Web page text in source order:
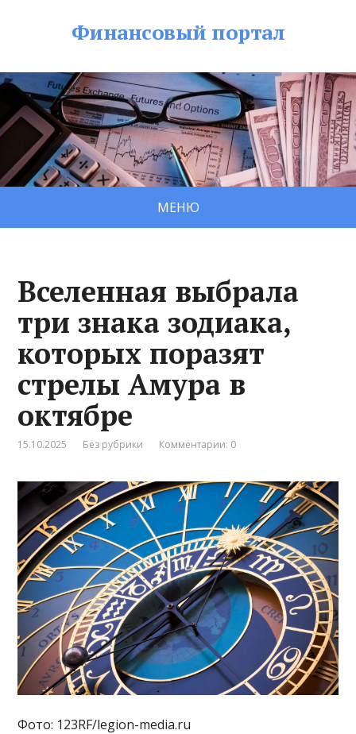
Финансовый портал
МЕНЮ
Вселенная выбрала
три знака зодиака,
которых поразят
стрелы Амура в
октябре
15.10.2025 Без рубрики Комментарии: 0
Фото: 123RF/legion-media.ru